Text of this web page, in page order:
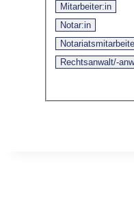
Mitarbeiter:in
Notar:in
Rechtsanwalt/-